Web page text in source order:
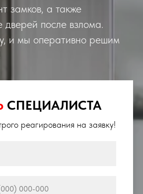
замков, а также
дверей после взлома.
и мы оперативно решим
СПЕЦИАЛИСТА
реагирования на заявку!